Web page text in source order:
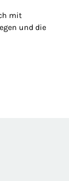
mit
und die